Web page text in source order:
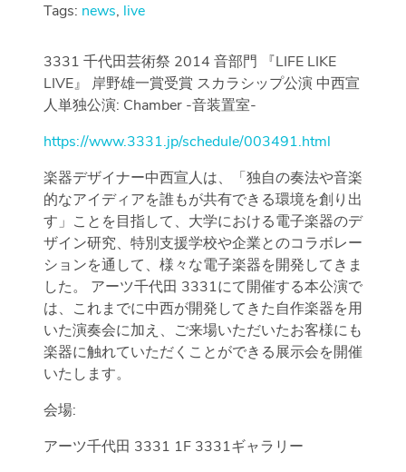
Tags: news, live
3331 千代田芸術祭 2014 音部門 『LIFE LIKE
LIVE』 岸野雄一賞受賞 スカラシップ公演 中西宣
人単独公演: Chamber -音装置室-
https://www.3331.jp/schedule/003491.html
楽器デザイナー中西宣人は、「独自の奏法や音楽
的なアイディアを誰もが共有できる環境を創り出
す」ことを目指して、大学における電子楽器のデ
ザイン研究、特別支援学校や企業とのコラボレー
ションを通して、様々な電子楽器を開発してきま
した。 アーツ千代田 3331にて開催する本公演で
は、これまでに中西が開発してきた自作楽器を用
いた演奏会に加え、ご来場いただいたお客様にも
楽器に触れていただくことができる展示会を開催
いたします。
会場:
アーツ千代田 3331 1F 3331ギャラリー